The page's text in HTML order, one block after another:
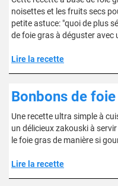
noisettes et les fruits secs
petite astuce: "quoi de plus
de foie gras à déguster avec
Lire la recette
Bonbons de
Une recette ultra simple à
un délicieux zakouski à
le foie gras de manière si
Lire la recette